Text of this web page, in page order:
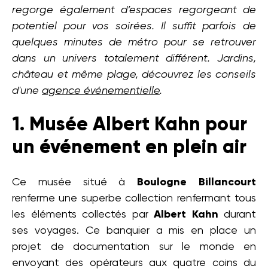
regorge également d’espaces regorgeant de
potentiel pour vos soirées. Il suffit parfois de
quelques minutes de métro pour se retrouver
dans un univers totalement différent. Jardins,
château et même plage, découvrez les conseils
d'une agence événementielle.
1. Musée Albert Kahn pour
un événement en plein air
Ce musée situé à
Boulogne Billancourt
renferme une superbe collection renfermant tous
les éléments collectés par Albert Kahn durant
ses voyages. Ce banquier a mis en place un
projet de documentation sur le monde en
envoyant des opérateurs aux quatre coins du